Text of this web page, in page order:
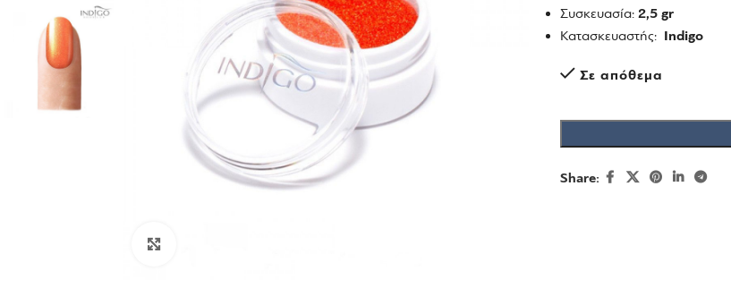
Συσκευασία: 2,5 gr
Κατασκευαστής: Indigo
Σε απόθεμα
Share: